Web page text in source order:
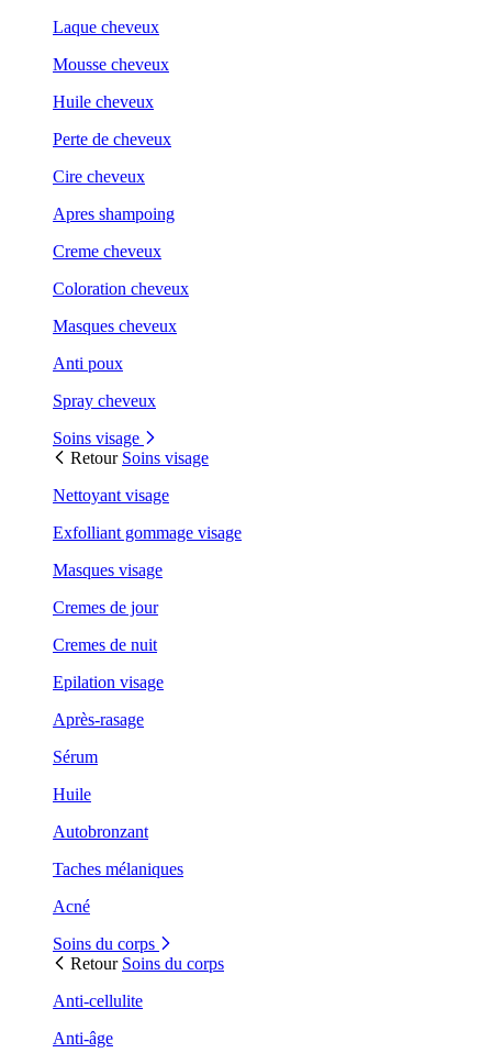
Laque cheveux
Mousse cheveux
Huile cheveux
Perte de cheveux
Cire cheveux
Apres shampoing
Creme cheveux
Coloration cheveux
Masques cheveux
Anti poux
Spray cheveux
Soins visage
Retour Soins visage
Nettoyant visage
Exfolliant gommage visage
Masques visage
Cremes de jour
Cremes de nuit
Epilation visage
Après-rasage
Sérum
Huile
Autobronzant
Taches mélaniques
Acné
Soins du corps
Retour Soins du corps
Anti-cellulite
Anti-âge